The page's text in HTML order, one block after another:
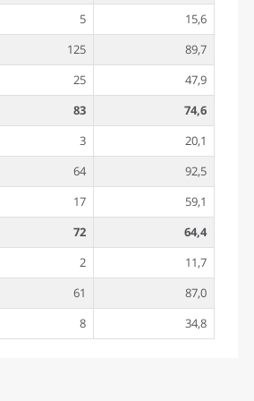
5
15,6
125
89,7
25
47,9
83
74,6
3
20,1
64
92,5
17
59,1
72
64,4
2
11,7
61
87,0
8
34,8